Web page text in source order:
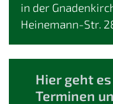
in der
Heinemann-Str.
Hier geht
Terminen